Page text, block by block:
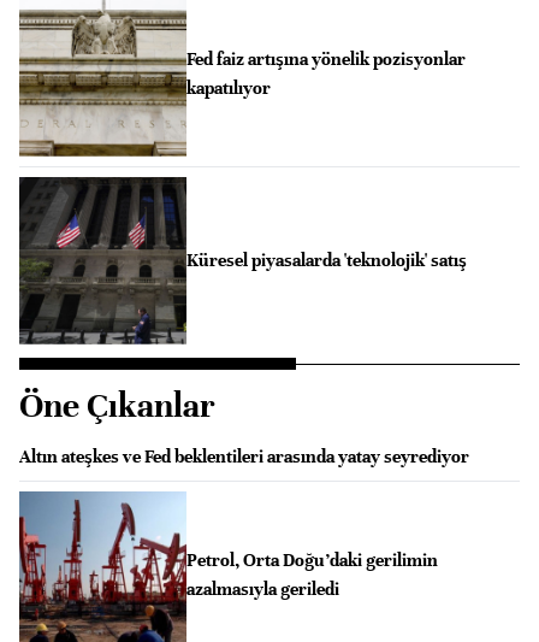
Fed faiz artışına yönelik pozisyonlar
kapatılıyor
Küresel piyasalarda 'teknolojik' satış
Öne Çıkanlar
Altın ateşkes ve Fed beklentileri arasında yatay seyrediyor
Petrol, Orta Doğu’daki gerilimin
azalmasıyla geriledi